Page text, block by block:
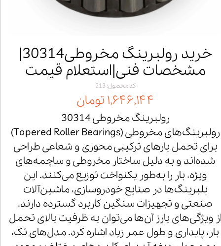
خرید رولبرینگ مخروطی30314|
مشخصات فنی|استعلام قیمت
کد محصول: 213
۱,۶۴۶,۱۴۴ تومان
رولبرینگ مخروطی 30314
رولبرینگ‌های مخروطی (Tapered Roller Bearings)
برای تحمل بارهای ترکیبی محوری و شعاعی طراحی
شده‌اند و به دلیل ساختار مخروطی و ساچمه‌های
ویژه، بار را به‌طور یکنواخت توزیع می‌کنند. این
بلبرینگ‌ها در صنایع خودروسازی، ماشین‌آلات
صنعتی و تجهیزات سنگین کاربرد گسترده دارند.
ویژگی‌های بارز آن‌ها می‌توان به ظرفیت بالای تحمل
بار، پایداری و طول عمر زیاد اشاره کرد. مدل‌های تک،